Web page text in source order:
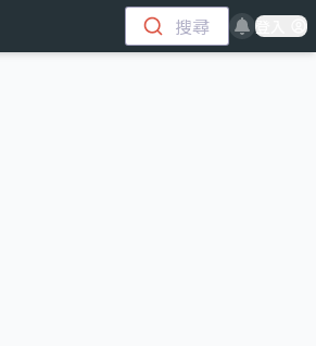
搜尋 登入